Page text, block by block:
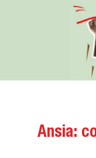
Ansia: